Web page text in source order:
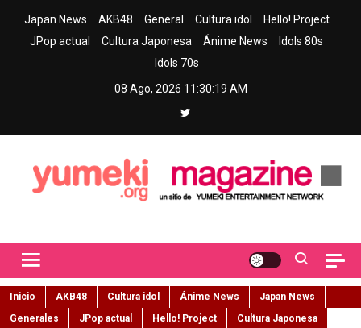
Japan News AKB48 General Cultura idol
Hello! Project
JPop actual
Cultura Japonesa Ánime News
Idols 80s
Idols 70s
08 Ago, 2026 11:30:20 AM
Inicio AKB48 Cultura idol Ánime News
Japan News
Generales
JPop actual Hello! Project
Cultura Japonesa